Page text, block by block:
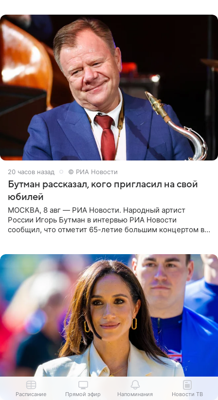
20 часов назад © РИА Новости
Бутман рассказал, кого пригласил на свой
юбилей
МОСКВА, 8 авг — РИА Новости. Народный артист
России Игорь Бутман в интервью РИА Новости
сообщил, что отметит 65-летие большим концертом в
Расписание Прямой эфир Напоминания Новости ТВ